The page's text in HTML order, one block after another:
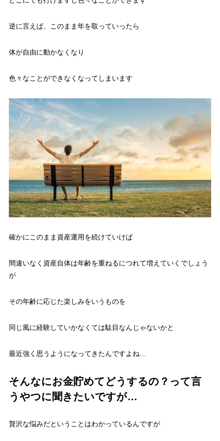
逆に言えば、このまま年を取っていったら
体が自由に動かなくなり
色々なことができなくなってしまいます
確かにこのまま資産運用を続けていけば
間違いなく資産自体は年齢を重ねるにつれて増えていくでしょう
が
その年齢に応じた楽しみをいうものを
同じ風に経験していかなくては駄目なんじゃないかと
最近強く思うようになってきたんですよね…
そんなにお金貯めてどうするの？って言
うやつに聞きたいですが…
贅沢な悩みだということはわかっているんですが